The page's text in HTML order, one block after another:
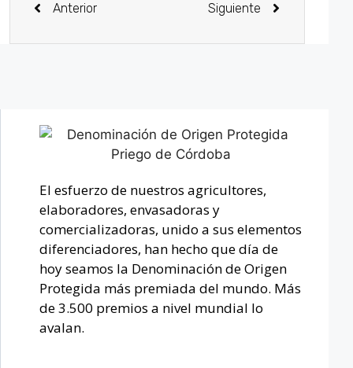
Anterior Siguiente
El esfuerzo de nuestros agricultores,
elaboradores, envasadoras y
comercializadoras, unido a sus elementos
diferenciadores, han hecho que día de
hoy seamos la Denominación de Origen
Protegida más premiada del mundo. Más
de 3.500 premios a nivel mundial lo
avalan.